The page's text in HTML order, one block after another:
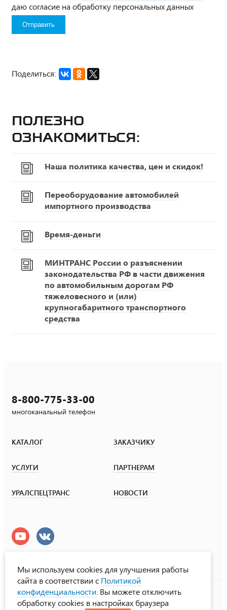
даю согласие на обработку персональных данных
Поделиться:
Полезно
ознакомиться:
Наша политика качества, цен и скидок!
Переоборудование автомобилей
импортного производства
Время-деньги
МИНТРАНС России о разъяснении
законодательства РФ в части движения
по автомобильным дорогам РФ
тяжеловесного и (или)
крупногабаритного транспортного
средства
8-800-775-33-00
многоканальный телефон
КАТАЛОГ ЗАКАЗЧИКУ
УСЛУГИ ПАРТНЕРАМ
УРАЛСПЕЦТРАНС НОВОСТИ
УралСпецТранс
© ООО «Урал СТ», 2000-2026
Мы используем cookies для улучшения работы
сайта в соответствии с Политикой
конфиденциальности . Вы можете отключить
обработку cookies в настройках браузера